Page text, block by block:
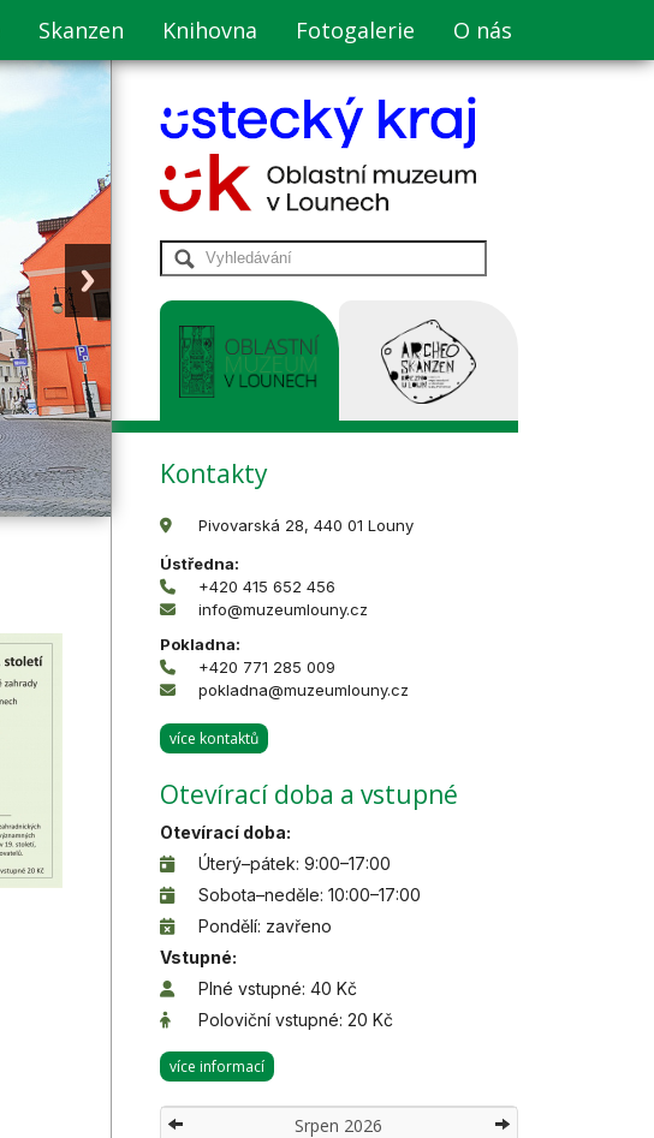
Skanzen Knihovna Fotogalerie O nás
Kontakty
Pivovarská 28, 440 01 Louny
Ústředna:
+420 415 652 456
info@muzeumlouny.cz
Pokladna:
+420 771 285 009
pokladna@muzeumlouny.cz
více kontaktů
Otevírací doba a vstupné
Otevírací doba:
Úterý–pátek: 9:00–17:00
Sobota–neděle: 10:00–17:00
Pondělí: zavřeno
Vstupné:
Plné vstupné: 40 Kč
Poloviční vstupné: 20 Kč
více informací
Srpen 2026